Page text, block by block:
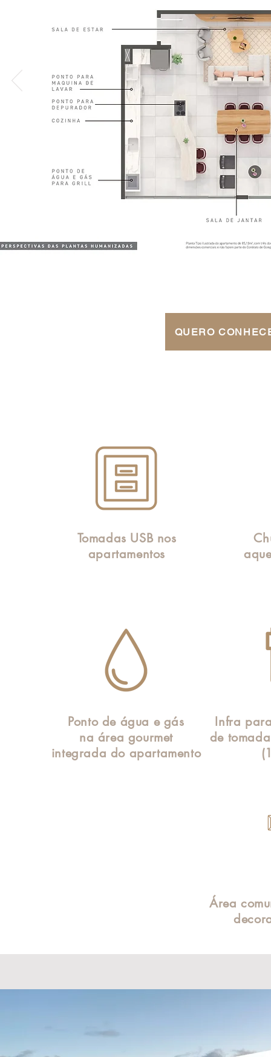
QUERO
Tomadas USB nos
apartamentos
Infra
de
Ponto de água e gás
na área gourmet
integrada do apartamento
Área